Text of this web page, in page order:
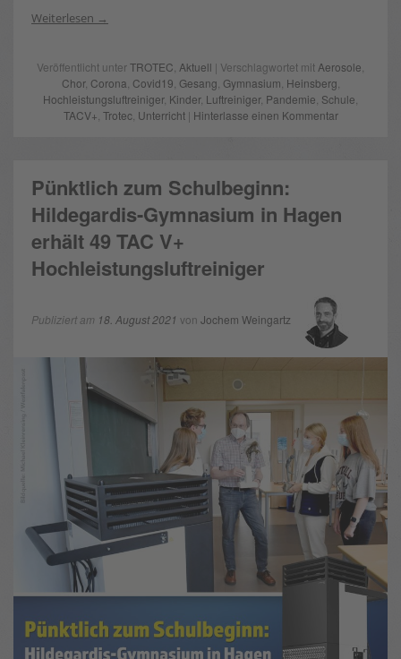
Weiterlesen
Veröffentlicht unterTROTEC Aktuell | Verschlagwortet mit Aerosole
Chor, Corona Covid19 Gesang Gymnasium Heinsberg
Hochleistungsluftreiniger, Kinder, Luftreiniger, Pandemie Schule
TACV+ Trotec, Unterricht| Hinterlasse einen Kommentar
Pünktlich zum Schulbeginn:
Hildegardis-Gymnasium in Hagen
erhält 49 TAC V+
Hochleistungsluftreiniger
Publiziert am 18. August 2021 von Jochem Weingartz